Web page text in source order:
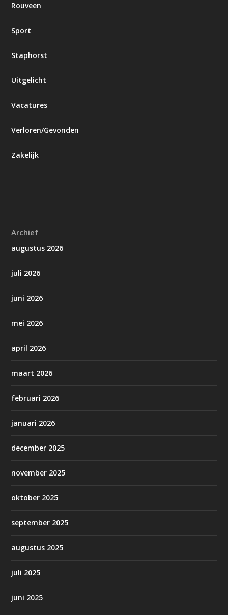
Rouveen
Sport
Staphorst
Uitgelicht
Vacatures
Verloren/Gevonden
Zakelijk
Archief
augustus 2026
juli 2026
juni 2026
mei 2026
april 2026
maart 2026
februari 2026
januari 2026
december 2025
november 2025
oktober 2025
september 2025
augustus 2025
juli 2025
juni 2025